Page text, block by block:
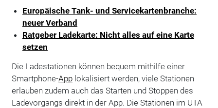
Europäische Tank- und Servicekartenbranche:
neuer Verband
Ratgeber Ladekarte: Nicht alles auf eine Karte
setzen
Die Ladestationen können bequem mithilfe einer
Smartphone-Applokalisiert werden, viele Stationen
erlauben zudem auch das Starten und Stoppen des
Ladevorgangs direkt in der App. Die Stationen im UTA